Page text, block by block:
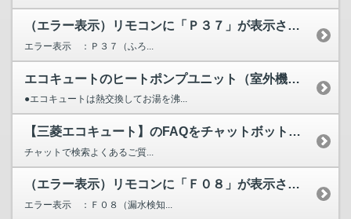
（エラー表示）リモコンに「Ｐ３７」が表示されています。
エラー表示 ：Ｐ３７（ふろ...
エコキュートのヒートポンプユニット（室外機）から水が漏れる...
●エコキュートは熱交換してお湯を沸...
【三菱エコキュート】のFAQをチャットボットが検索します
チャットで検索よくあるご質...
（エラー表示）リモコンに「Ｆ０８」が表示されています。
エラー表示 ：Ｆ０８（漏水検知...